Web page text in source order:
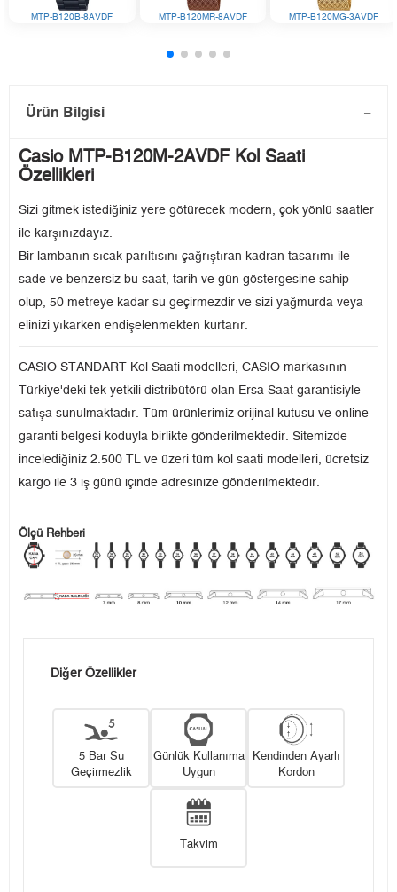
MTP-B120B-8AVDF MTP-B120MR-8AVDF MTP-B120MG-3AVDF
Ürün Bilgisi
Casio MTP-B120M-2AVDF Kol Saati
Özellikleri
Sizi gitmek istediğiniz yere götürecek modern, çok yönlü saatler
ile karşınızdayız.
Bir lambanın sıcak parıltısını çağrıştıran kadran tasarımı ile
sade ve benzersiz bu saat, tarih ve gün göstergesine sahip
olup, 50 metreye kadar su geçirmezdir ve sizi yağmurda veya
elinizi yıkarken endişelenmekten kurtarır.
CASIO STANDART Kol Saati modelleri, CASIO markasının
Türkiye'deki tek yetkili distribütörü olan Ersa Saat garantisiyle
satışa sunulmaktadır. Tüm ürünlerimiz orijinal kutusu ve online
garanti belgesi koduyla birlikte gönderilmektedir. Sitemizde
incelediğiniz 2.500 TL ve üzeri tüm kol saati modelleri, ücretsiz
kargo ile 3 iş günü içinde adresinize gönderilmektedir.
Ölçü Rehberi
Diğer Özellikler
5 Bar Su
Geçirmezlik
Günlük Kullanıma
Uygun
Kendinden Ayarlı
Kordon
Takvim